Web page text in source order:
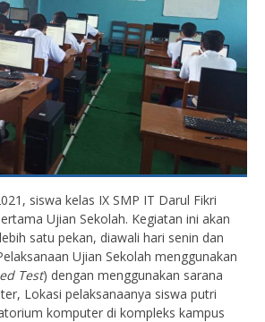
siswa kelas IX SMP IT Darul Fikri
Ujian Sekolah. Kegiatan ini akan
satu pekan, diawali hari senin dan
Ujian Sekolah menggunakan
Test) dengan menggunakan sarana
Lokasi pelaksanaanya siswa putri
komputer di kompleks kampus